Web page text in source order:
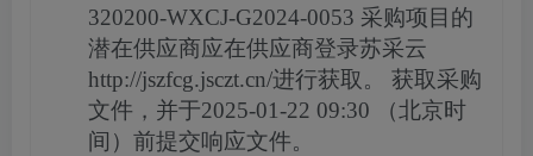
320200-WXCJ-G2024-0053 采购项目的
潜在供应商应在供应商登录苏采云
http://jszfcg.jsczt.cn/进行获取。
获取采购
文件，并于2025-01-22 09:30 （北京时
间）前提交响应文件。